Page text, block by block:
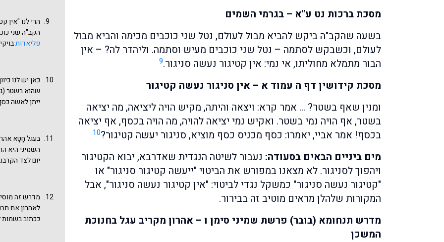
מסכת ברכות נט ע"א – בגרמי השמים
בשעה שהקב"ה ביקש להביא מבול לעולם, נטל שני כוכבים מכימה והביא מבול
לעולם, וכשבקש לסתמה – נטל שני כוכבים מעיש וסתמה. וליהדר לה? – אין
הבור מתמלא מחוליתו, אי נמי: אין קטיגור נעשה סניגור.9
מסכת קידושין דף ה עמוד א – אין סניגור נעשה קטיגור
ומנין שאף בשטר? … אמר קרא: ויצאה והיתה, מקיש הויה ליציאה, מה יציאה
בשטר, אף הויה נמי בשטר. ואקיש נמי יציאה להויה, מה הויה בכסף, אף יציאה
בכסף! אמר אביי, יאמרו: כסף מכניס כסף מוציא, סניגור יעשה קטיגור?10
מים ביניים הבאים בסעודה: נעבור לשיטה הנגדית שאדרבא, יבוא הקטיגור
ויהפוך לסניגור. לא מצאנו במפורש את הביטוי "ייעשה קטיגור סניגור" או
"קטיגור נעשה סניגור" כמשקל נגדי לביטוי: "אין קטיגור נעשה סניגור", אבל
המקורות שלהלן מראים מוטיב זה בבירור.
מדרש תנחומא (בובר) פרשת שמיני סימן ו – אהרון מקריב עגל בחנוכת
המשכן
במדרש זה
המרכבה
מִתּוֹךְ הָאֵשׁ
וְנִשְׁמַרְתֶּם
הקטיגור. מה
הרי לנו "אין
הקב"ה שני
פליאדות
נעשה סניגור.
כאן יש לנו
שהוא בשטר
ייתן לאשה
בין האיש
לפירוד
והתשובה היא
שטרא לחוד"
בעגל חָטָא
השמיני היא
יום לצד
ה': וַיִּקְרַב
מקבלים
ובעד העם ...
מדרש זה
לאהרון את
ככתוב בשמות